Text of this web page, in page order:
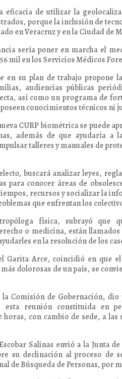
eficacia de utilizar la
porque la inclusión de
en Veracruz y en la Ciudad de
sería poner en marcha el
mil en los Servicios Médicos
su plan de trabajo propone
audiencias públicas
así como un programa de
conocimientos técnicos ni
CURP biométrica se puede
además de que ayudaría a
talleres y manuales de
buscará analizar leyes,
para conocer áreas de
recursos y socializar la
que enfrentan los
física, subrayó que
o medicina, están
en la resolución de los
Garita Arce, coincidió en que
dolorosas de un país, se
Comisión de Gobernación,
reunión constituida en
con cambio de sede, a las
Salinas envió a la Junta
su declinación al proceso de
de Búsqueda de Personas, por